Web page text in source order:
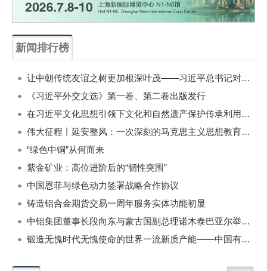
新闻排行榜
让中朝传统友谊之树更加根深叶茂——习近平总书记对朝鲜进行国事访问纪实
《习近平外交文选》第一卷、第二卷出版发行
在习近平文化思想引领下文化和自然遗产保护传承利用工作开创新局面
伟大征程丨延安整风：一次深刻的马克思主义思想教育运动
“绿色中铜”从何而来
紫金矿业：高位进阶后的“韧性突围”
中国恩菲与绿色动力签署战略合作协议
铸造铝合金期货交易一周年服务实体功能初显
中铝集团董事长段向东与蒙古国副总理诺木泰巴亚尔举行会谈
锻造无愧时代无愧使命的世界一流新质产能——中国有色金属工业的战略应对与破局之道（二）